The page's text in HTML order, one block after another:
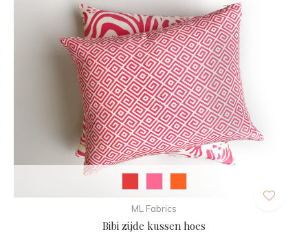
ML Fabrics
Bibi zijde kussen hoes